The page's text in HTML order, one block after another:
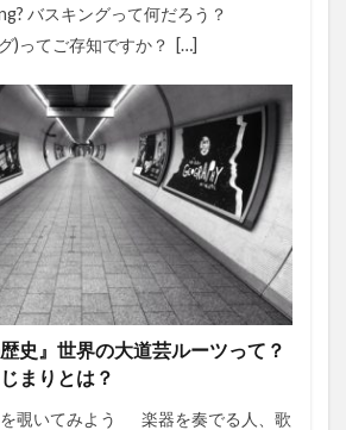
バスキングって何だろう？
)ってご存知ですか？ […]
史』世界の大道芸ルーツって？
まりとは？
覗いてみよう 楽器を奏でる人、歌